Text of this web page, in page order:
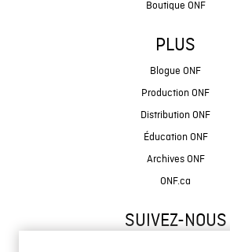
Boutique ONF
PLUS
Blogue ONF
Production ONF
Distribution ONF
Éducation ONF
Archives ONF
ONF.ca
SUIVEZ-NOUS